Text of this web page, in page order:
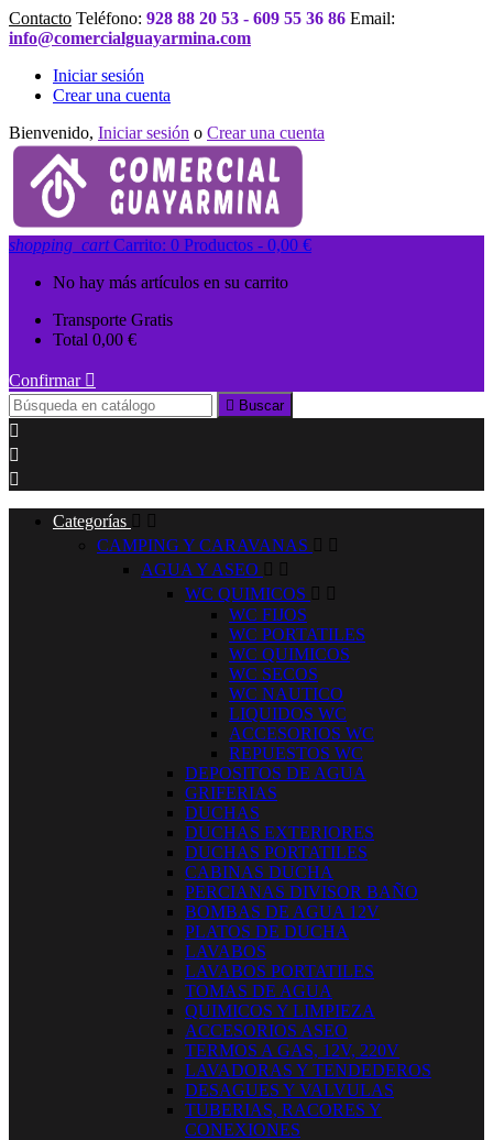
Contacto Teléfono: 928 88 20 53 - 609 55 36 86 Email:
info@comercialguayarmina.com
Iniciar sesión
Crear una cuenta
Bienvenido, Iniciar sesión o Crear una cuenta
shopping_cart Carrito: 0 Productos - 0,00 €
No hay más artículos en su carrito
Transporte Gratis
Total 0,00 €
Confirmar 
 Buscar



Categorías  
CAMPING Y CARAVANAS  
AGUA Y ASEO  
WC QUIMICOS  
WC FIJOS
WC PORTATILES
WC QUIMICOS
WC SECOS
WC NAUTICO
LIQUIDOS WC
ACCESORIOS WC
REPUESTOS WC
DEPOSITOS DE AGUA
GRIFERIAS
DUCHAS
DUCHAS EXTERIORES
DUCHAS PORTATILES
CABINAS DUCHA
PERCIANAS DIVISOR BAÑO
BOMBAS DE AGUA 12V
PLATOS DE DUCHA
LAVABOS
LAVABOS PORTATILES
TOMAS DE AGUA
QUIMICOS Y LIMPIEZA
ACCESORIOS ASEO
TERMOS A GAS, 12V, 220V
LAVADORAS Y TENDEDEROS
DESAGUES Y VALVULAS
TUBERIAS, RACORES Y
CONEXIONES